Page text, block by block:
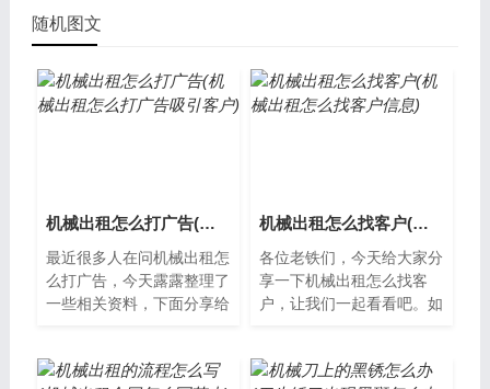
随机图文
机械出租怎么打广告(机械出租怎么打广告吸引客户)
最近很多人在问机械出租怎
么打广告，今天露露整理了
一些相关资料，下面分享给
业是近年来...
机械出租怎么找客户(机械出租怎么找客户信息)
各位老铁们，今天给大家分
享一下机械出租怎么找客
户，让我们一起看看吧。如
的行业，但是...